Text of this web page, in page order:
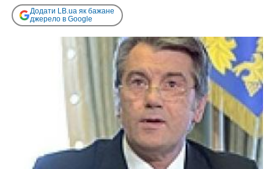
Додати LB.ua як бажане
джерело в Google